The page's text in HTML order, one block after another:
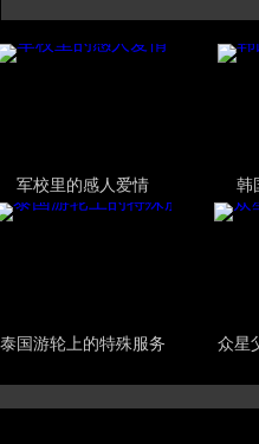
军校里的感人爱情 韩
泰国游轮上的特殊服务 众星